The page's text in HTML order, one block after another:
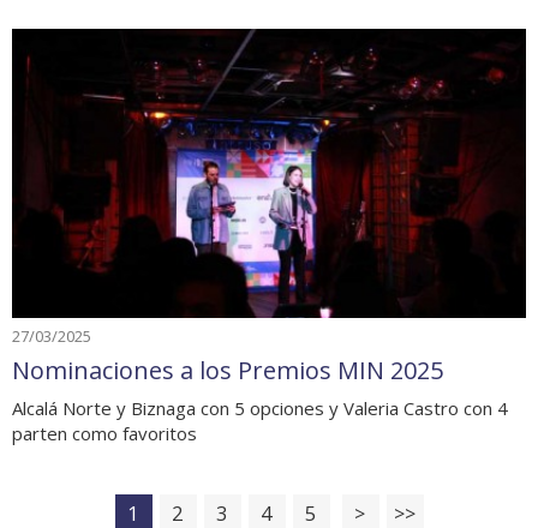
27/03/2025
Nominaciones a los Premios MIN 2025
Alcalá Norte y Biznaga con 5 opciones y Valeria Castro con 4
parten como favoritos
1 2 3 4 5 > >>